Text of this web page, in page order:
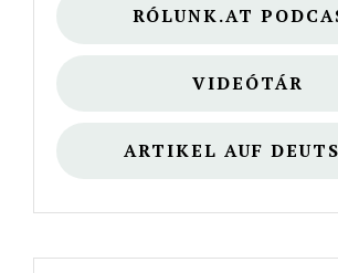
RÓLUNK.AT
VIDEÓTÁR
ARTIKEL AUF